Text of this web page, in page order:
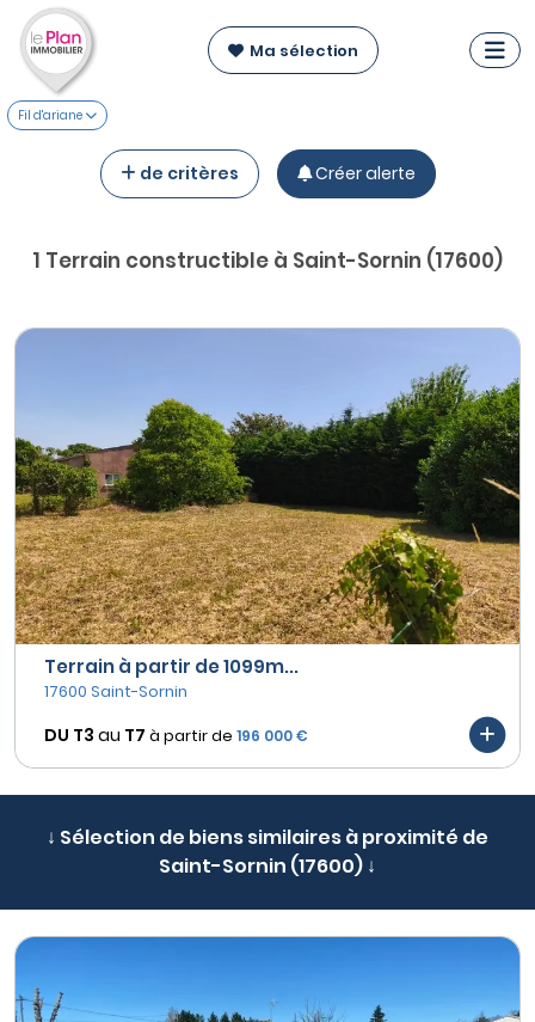
Ma sélection
Fil d'ariane
de critères Créer alerte
1 Terrain constructible à Saint-Sornin (17600)
Terrain à partir de 1099m...
17600 Saint-Sornin
DU T3 au T7 à partir de 196 000 €
↓ Sélection de biens similaires à proximité de
Saint-Sornin (17600) ↓